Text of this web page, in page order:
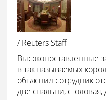
/ Reuters Staff
Высокопоставленные
в так называемых
объяснил сотрудник
две спальни,